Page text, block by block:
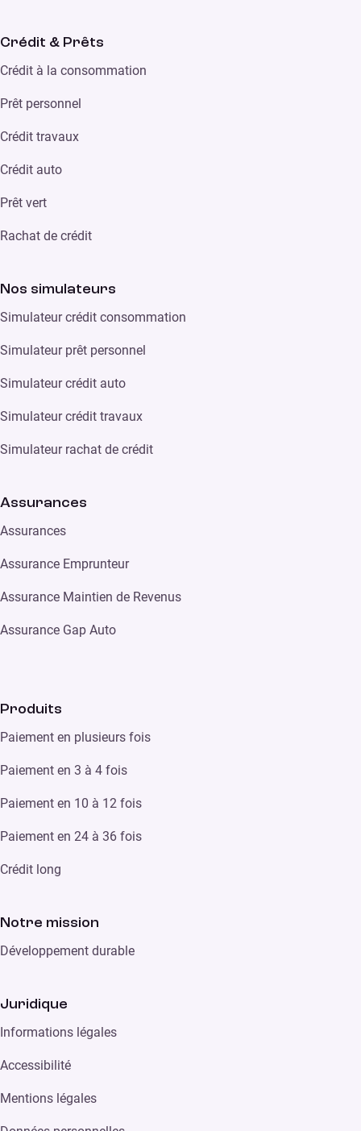
Crédit & Prêts
Crédit à la consommation
Prêt personnel
Crédit travaux
Crédit auto
Prêt vert
Rachat de crédit
Nos simulateurs
Simulateur crédit consommation
Simulateur prêt personnel
Simulateur crédit auto
Simulateur crédit travaux
Simulateur rachat de crédit
Assurances
Assurances
Assurance Emprunteur
Assurance Maintien de Revenus
Assurance Gap Auto
Produits
Paiement en plusieurs fois
Paiement en 3 à 4 fois
Paiement en 10 à 12 fois
Paiement en 24 à 36 fois
Crédit long
Notre mission
Développement durable
Juridique
Informations légales
Accessibilité
Mentions légales